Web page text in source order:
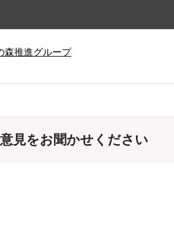
森推進グループ
見をお聞かせください